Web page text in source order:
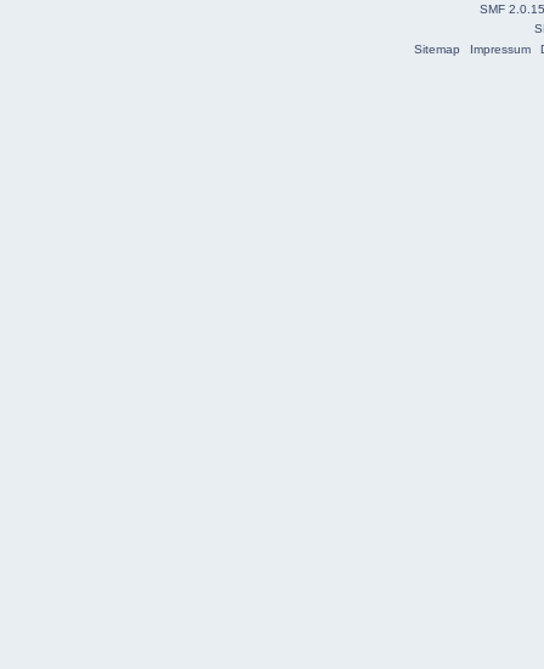
SMF 2.0.15
Sitemap
Impressum